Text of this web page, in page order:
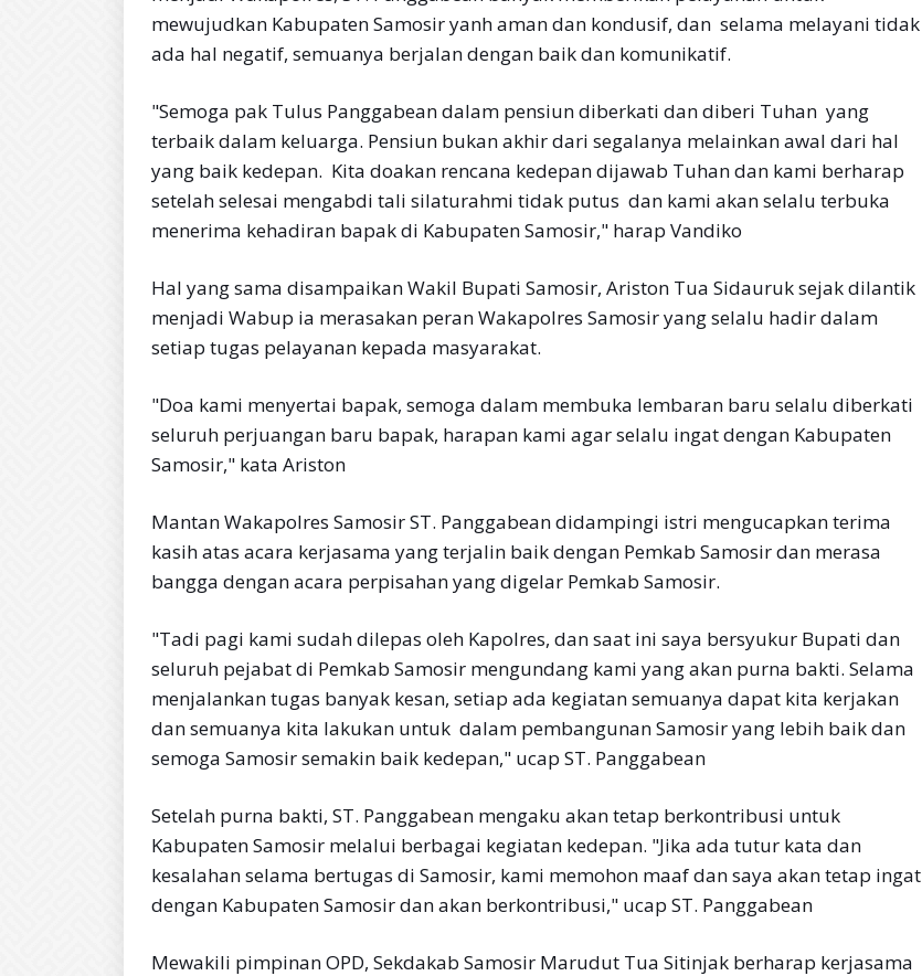
mewujudkan Kabupaten Samosir yanh aman dan kondusif, dan selama melayani tidak
ada hal negatif, semuanya berjalan dengan baik dan komunikatif.
"Semoga pak Tulus Panggabean dalam pensiun diberkati dan diberi Tuhan yang
terbaik dalam keluarga. Pensiun bukan akhir dari segalanya melainkan awal dari hal
yang baik kedepan. Kita doakan rencana kedepan dijawab Tuhan dan kami berharap
setelah selesai mengabdi tali silaturahmi tidak putus dan kami akan selalu terbuka
menerima kehadiran bapak di Kabupaten Samosir," harap Vandiko
Hal yang sama disampaikan Wakil Bupati Samosir, Ariston Tua Sidauruk sejak dilantik
menjadi Wabup ia merasakan peran Wakapolres Samosir yang selalu hadir dalam
setiap tugas pelayanan kepada masyarakat.
"Doa kami menyertai bapak, semoga dalam membuka lembaran baru selalu diberkati
seluruh perjuangan baru bapak, harapan kami agar selalu ingat dengan Kabupaten
Samosir," kata Ariston
Mantan Wakapolres Samosir ST. Panggabean didampingi istri mengucapkan terima
kasih atas acara kerjasama yang terjalin baik dengan Pemkab Samosir dan merasa
bangga dengan acara perpisahan yang digelar Pemkab Samosir.
"Tadi pagi kami sudah dilepas oleh Kapolres, dan saat ini saya bersyukur Bupati dan
seluruh pejabat di Pemkab Samosir mengundang kami yang akan purna bakti. Selama
menjalankan tugas banyak kesan, setiap ada kegiatan semuanya dapat kita kerjakan
dan semuanya kita lakukan untuk dalam pembangunan Samosir yang lebih baik dan
semoga Samosir semakin baik kedepan," ucap ST. Panggabean
Setelah purna bakti, ST. Panggabean mengaku akan tetap berkontribusi untuk
Kabupaten Samosir melalui berbagai kegiatan kedepan. "Jika ada tutur kata dan
kesalahan selama bertugas di Samosir, kami memohon maaf dan saya akan tetap ingat
dengan Kabupaten Samosir dan akan berkontribusi," ucap ST. Panggabean
Mewakili pimpinan OPD, Sekdakab Samosir Marudut Tua Sitinjak berharap kerjasama